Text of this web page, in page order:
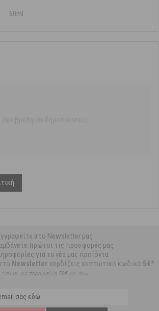
60ml
στο Newsletter μας
πρώτοι τις προσφορές μας
για τα νέα μας προϊόντα
Newsletter κερδίζεις εκπτωτικό κωδικό 5€*
*ισχύει για παραγγελία 59€ και άνω